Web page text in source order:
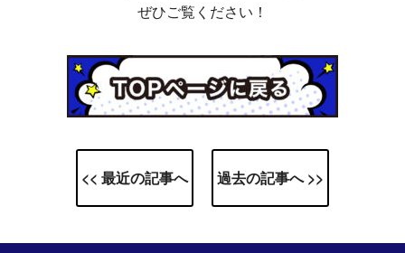
ぜひご覧ください！
<< 最近の記事へ 過去の記事へ >>